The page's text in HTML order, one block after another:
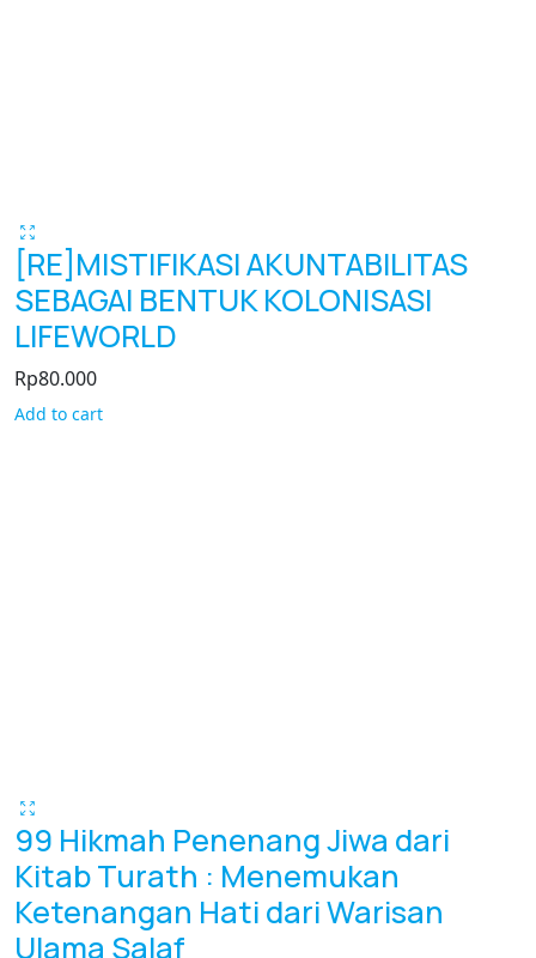
[RE]MISTIFIKASI AKUNTABILITAS
SEBAGAI BENTUK KOLONISASI
LIFEWORLD
Rp80.000
Add to cart
99 Hikmah Penenang Jiwa dari
Kitab Turath : Menemukan
Ketenangan Hati dari Warisan
Ulama Salaf